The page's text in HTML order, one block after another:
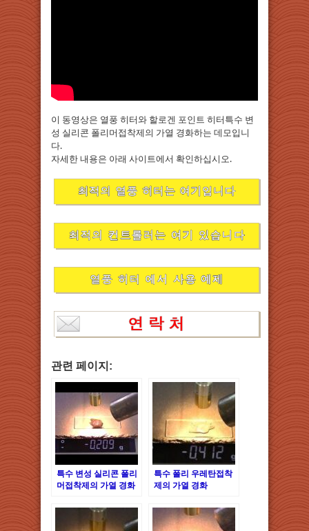
이 동영상은 열풍 히터와 할로겐 포인트 히터특수 변
성 실리콘 폴리머접착제의 가열 경화하는 데모입니
다.
자세한 내용은 아래 사이트에서 확인하십시오.
관련 페이지:
특수 변성 실리콘 폴리
머접착제의 가열 경화
특수 폴리 우레탄접착
제의 가열 경화